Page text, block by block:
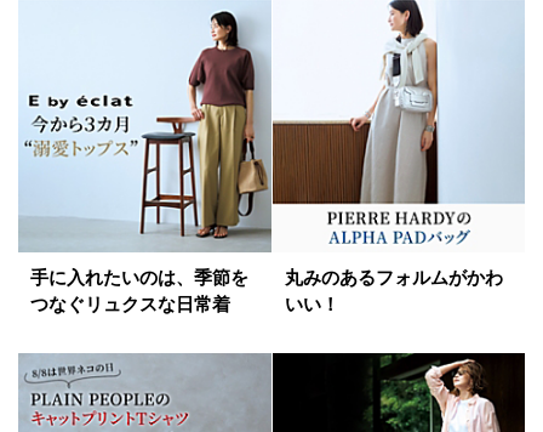
手に入れたいのは、季節を
つなぐリュクスな日常着
丸みのあるフォルムがかわ
いい！